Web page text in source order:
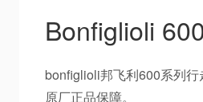
Bonfiglioli
bonfiglioli邦飞利600系列
原厂正品保障。